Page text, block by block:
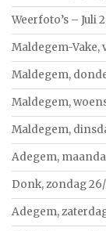
Weerfoto’s – Juli
Maldegem-Vake,
Maldegem,
Maldegem,
Maldegem,
Adegem,
Donk, zondag
Adegem,